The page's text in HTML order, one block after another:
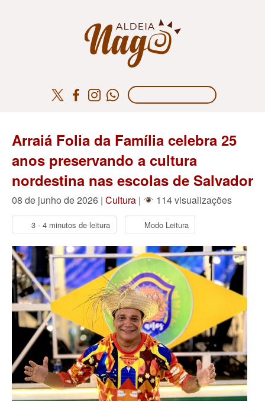
Arraiá Folia da Família celebra 25
anos preservando a cultura
nordestina nas escolas de Salvador
08 de junho de 2026 | Cultura | 114 visualizações
3 - 4 minutos de leitura Modo Leitura